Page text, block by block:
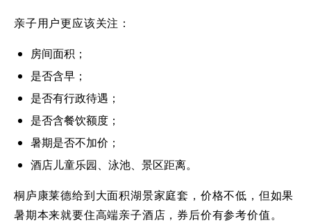
亲子用户更应该关注：
房间面积；
是否含早；
是否有行政待遇；
是否含餐饮额度；
暑期是否不加价；
酒店儿童乐园、泳池、景区距离。
桐庐康莱德给到大面积湖景家庭套，价格不低，但如果
暑期本来就要住高端亲子酒店，券后价有参考价值。